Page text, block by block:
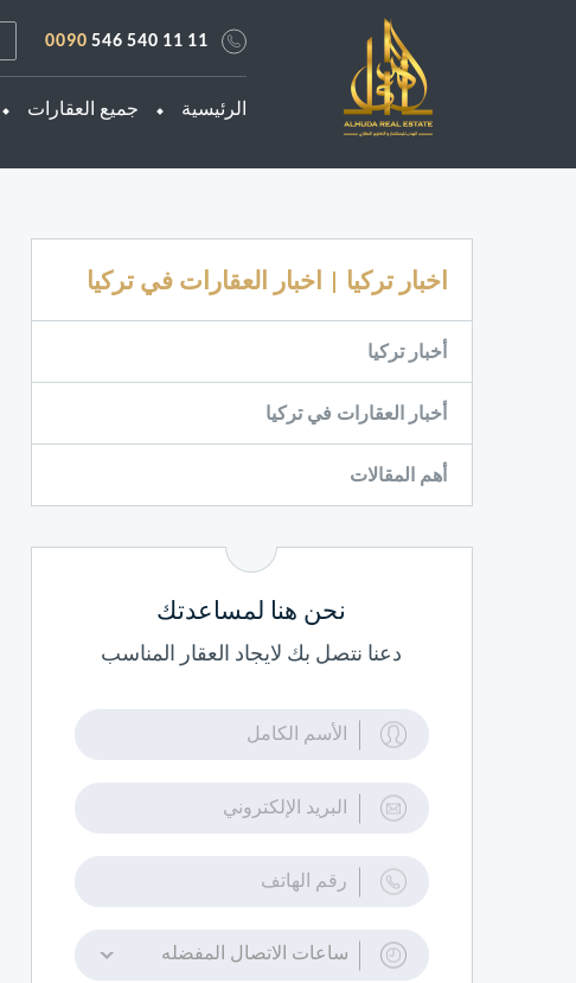
0090 546 540 11 11
الرئيسية جميع العقارات
اخبار تركيا | اخبار العقارات في تركيا
أخبار تركيا
أخبار العقارات في تركيا
أهم المقالات
نحن هنا لمساعدتك
دعنا نتصل بك لايجاد العقار المناسب
ساعات الاتصال المفضله